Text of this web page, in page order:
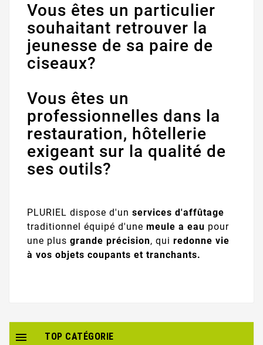
Vous êtes un particulier
souhaitant retrouver la
jeunesse de sa paire de
ciseaux?
Vous êtes un
professionnelles dans la
restauration, hôtellerie
exigeant sur la qualité de
ses outils?
PLURIEL dispose d'un services d'affûtage
traditionnel équipé d'une meule a eau pour
une plus grande précision, qui redonne vie
à vos objets coupants et tranchants.
TOP CATÉGORIE
